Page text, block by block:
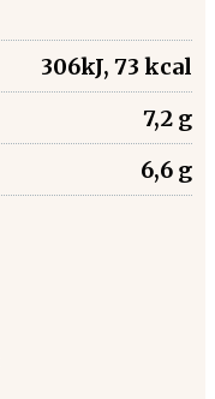
306kJ, 73 kcal
7,2 g
6,6 g